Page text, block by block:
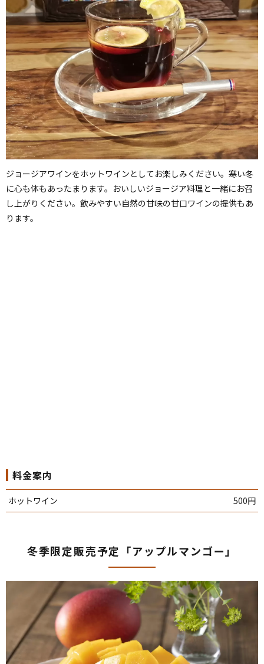
ジョージアワインをホットワインとしてお楽しみください。寒い冬
に心も体もあったまります。おいしいジョージア料理と一緒にお召
し上がりください。飲みやすい自然の甘味の甘口ワインの提供もあ
ります。
料金案内
ホットワイン 500円
冬季限定販売予定 「アップルマンゴー」